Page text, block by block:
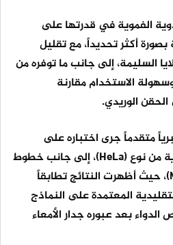
الفموية في قدرتها على
أكثر تحديداً، مع تقليل
السليمة، إلى جانب ما توفره من
الاستخدام مقارنة
الوريدي.
متقدماً جرى اختباره على
خطوط خلايا سرطانية بشرية من نوع (HeLa)، إلى جانب خطوط
خلايا كلوية من نوع (MDCKII)، حيث أظهرت النتائج تطابقاً
المعتمدة على النماذج
بعد عبوره جدار الأمعاء